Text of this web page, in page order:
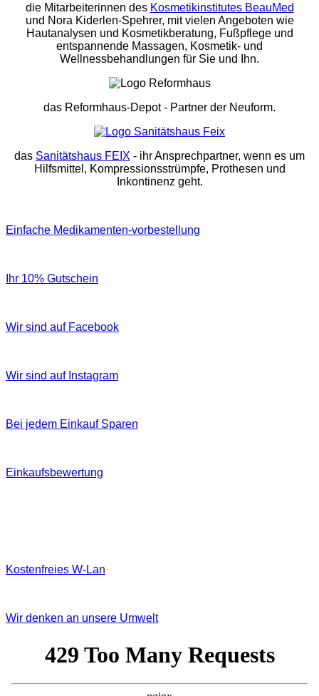
die Mitarbeiterinnen des Kosmetikinstitutes BeauMed
und Nora Kiderlen-Spehrer, mit vielen Angeboten wie
Hautanalysen und Kosmetikberatung, Fußpflege und
entspannende Massagen, Kosmetik- und
Wellnessbehandlungen für Sie und Ihn.
das Reformhaus-Depot- Partner der Neuform.
das Sanitätshaus FEIX - ihr Ansprechpartner, wenn es um
Hilfsmittel, Kompressionsstrümpfe, Prothesen und
Inkontinenz geht.
Einfache Medikamenten-vorbestellung
Ihr 10% Gutschein
Wir sind auf Facebook
Wir sind auf Instagram
Bei jedem Einkauf Sparen
Einkaufsbewertung
Kostenfreies W‐Lan
Wir denken an unsere Umwelt